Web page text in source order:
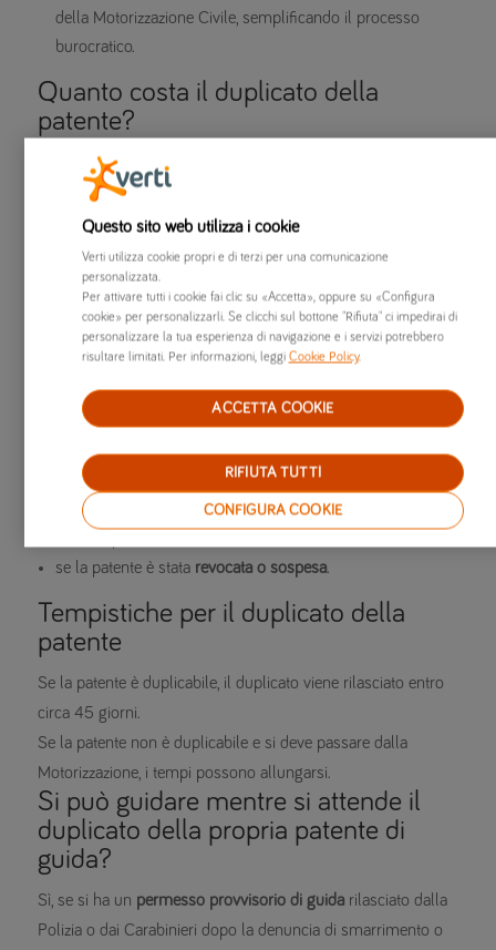
della Motorizzazione Civile, semplificando il processo
burocratico.
Quanto costa il duplicato della
patente?
Il costo per ottenere un duplicato della patente prevede:
imposta di bollo
diritti della Motorizzazioneper 10,20 euro
spese di spedizione6,86 euro (se il duplicato viene
spedito a domicilio)
eventuale costo della visita medica, se richiesta per
deterioramento o scadenza prossima.
Quando la patente non è duplicabile?
La patente non è duplicabile nei seguenti casi:
se risultanon presente negli archivi informatici della
Motorizzazione
se la patente
è prossima alla scadenzae richiede un
se la patente è stata revocata o sospesa.
Tempistiche per il duplicato della
patente
Se la patente è duplicabile, il duplicato viene rilasciato entro
circa 45 giorni.
Se la patente non è duplicabile e si deve passare dalla
Motorizzazione, i tempi possono allungarsi.
Si può guidare mentre si attende il
duplicato della propria patente di
guida?
Sì, se si ha un permesso provvisorio di guida rilasciato dalla
Polizia o dai Carabinieri dopo la denuncia di smarrimento o
Questo sito web utilizza i cookie
Verti utilizza cookie propri e di terzi per una comunicazione
personalizzata.
Per attivare tutti i cookie fai clic su «Accetta», oppure su «Configura
cookie» per personalizzarli. Se clicchi sul bottone "Rifiuta" ci impedirai di
personalizzare la tua esperienza di navigazione e i servizi potrebbero
risultare limitati. Per informazioni, leggi Cookie Policy.
CONFIGURA COOKIE
RIFIUTA TUTTI
ACCETTA COOKIE